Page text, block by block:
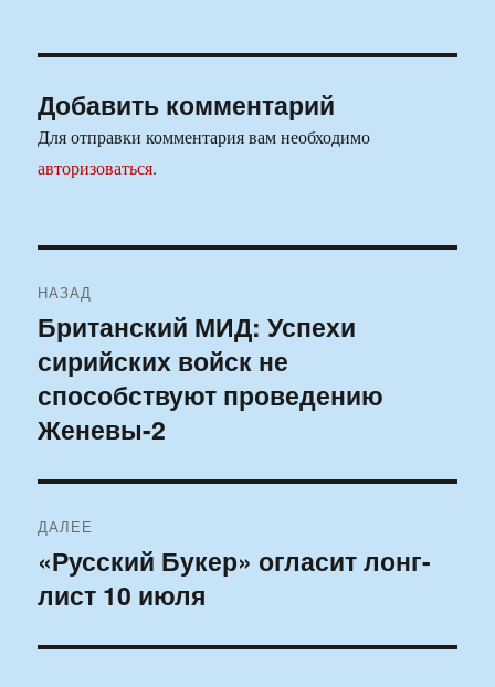
Добавить комментарий
Для отправки комментария вам необходимо
авторизоваться.
по
записям
НАЗАД
Предыдущая
запись:
Британский МИД: Успехи
сирийских войск не
способствуют проведению
Женевы-2
ДАЛЕЕ
Следующая
запись:
«Русский Букер» огласит лонг-
лист 10 июля